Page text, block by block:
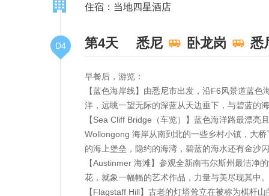
住宿：当地四星酒店
D4 第4天 悉尼 卧龙岗 悉
早餐后，游览：
【蓝色海岸线】由悉尼市出发，沿F6风景道蓝
洋，远眺一望无际的深蓝从天边垂下，与碧蓝的
【Sea Cliff Bridge（车览）】蓝色海洋路最漂
Wollongong 海岸从南到北的一些乡村小镇，大
的海上堡垒，隐约的海湾，碧蓝的海水还有金沙
【Austinmer 海滩】参观全新南韦尔斯州最洁净
花，就象一幅幅的艺术作品，力量与美尽现其中。
【Flagstaff Hill】古老的灯塔耸立在被称为棋杆